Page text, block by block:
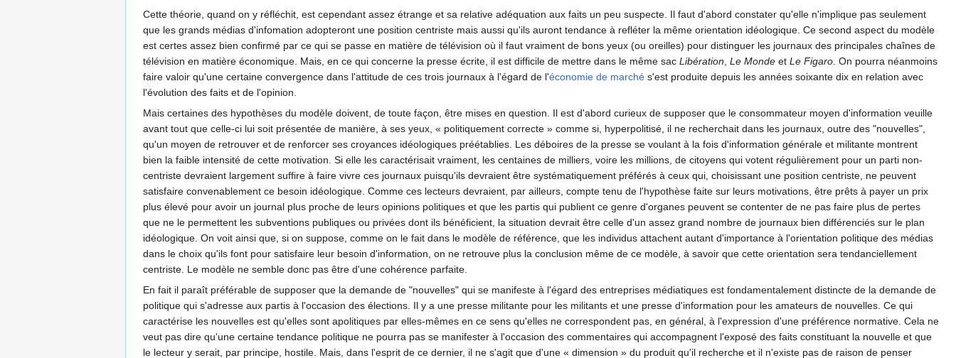
Cette théorie, quand on y réfléchit, est cependant assez étrange et sa relative adéquation aux faits un peu suspecte. Il faut d'abord constater qu'elle n'implique pas seulement
que les grands médias d'infomation adopteront une position centriste mais aussi qu'ils auront tendance à refléter la même orientation idéologique. Ce second aspect du modèle
est certes assez bien confirmé par ce qui se passe en matière de télévision où il faut vraiment de bons yeux (ou oreilles) pour distinguer les journaux des principales chaînes de
télévision en matière économique. Mais, en ce qui concerne la presse écrite, il est difficile de mettre dans le même sac Libération Le Monde et Le Figaro . On pourra néanmoins
faire valoir qu'une certaine convergence dans l'attitude de ces trois journaux à l'égard de l'économie de marché s'est produite depuis les années soixante dix en relation avec
l'évolution des faits et de l'opinion.
Mais certaines des hypothèses du modèle doivent, de toute façon, être mises en question. Il est d'abord curieux de supposer que le consommateur moyen d'information veuille
avant tout que celle-ci lui soit présentée de manière, à ses yeux, « politiquement correcte » comme si, hyperpolitisé, il ne recherchait dans les journaux, outre des "nouvelles",
qu'un moyen de retrouver et de renforcer ses croyances idéologiques préétablies. Les déboires de la presse se voulant à la fois d'information générale et militante montrent
bien la faible intensité de cette motivation. Si elle les caractérisait vraiment, les centaines de milliers, voire les millions, de citoyens qui votent régulièrement pour un parti non-
centriste devraient largement suffire à faire vivre ces journaux puisqu'ils devraient être systématiquement préférés à ceux qui, choisissant une position centriste, ne peuvent
satisfaire convenablement ce besoin idéologique. Comme ces lecteurs devraient, par ailleurs, compte tenu de l'hypothèse faite sur leurs motivations, être prêts à payer un prix
plus élevé pour avoir un journal plus proche de leurs opinions politiques et que les partis qui publient ce genre d'organes peuvent se contenter de ne pas faire plus de pertes
que ne le permettent les subventions publiques ou privées dont ils bénéficient, la situation devrait être celle d'un assez grand nombre de journaux bien différenciés sur le plan
idéologique. On voit ainsi que, si on suppose, comme on le fait dans le modèle de référence, que les individus attachent autant d'importance à l'orientation politique des médias
dans le choix qu'ils font pour satisfaire leur besoin d'information, on ne retrouve plus la conclusion même de ce modèle, à savoir que cette orientation sera tendanciellement
centriste. Le modèle ne semble donc pas être d'une cohérence parfaite.
En fait il paraît préférable de supposer que la demande de "nouvelles" qui se manifeste à l'égard des entreprises médiatiques est fondamentalement distincte de la demande de
politique qui s'adresse aux partis à l'occasion des élections. Il y a une presse militante pour les militants et une presse d'information pour les amateurs de nouvelles. Ce qui
caractérise les nouvelles est qu'elles sont apolitiques par elles-mêmes en ce sens qu'elles ne correspondent pas, en général, à l'expression d'une préférence normative. Cela ne
veut pas dire qu'une certaine tendance politique ne pourra pas se manifester à l'occasion des commentaires qui accompagnent l'exposé des faits constituant la nouvelle et que
le lecteur y serait, par principe, hostile. Mais, dans l'esprit de ce dernier, il ne s'agit que d'une « dimension » du produit qu'il recherche et il n'existe pas de raison de penser